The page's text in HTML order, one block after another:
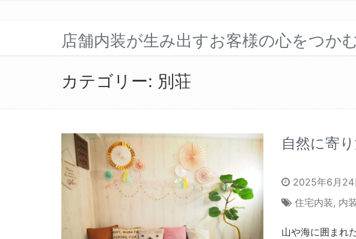
店舗内装が生み出すお客様の心をつか
カテゴリー: 別荘
自然に寄
2025年6月24
住宅内装, 内
山や海に囲まれ